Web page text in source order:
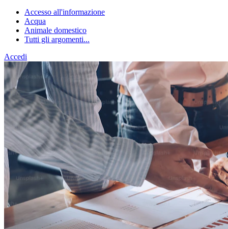
Accesso all'informazione
Acqua
Animale domestico
Tutti gli argomenti...
Accedi